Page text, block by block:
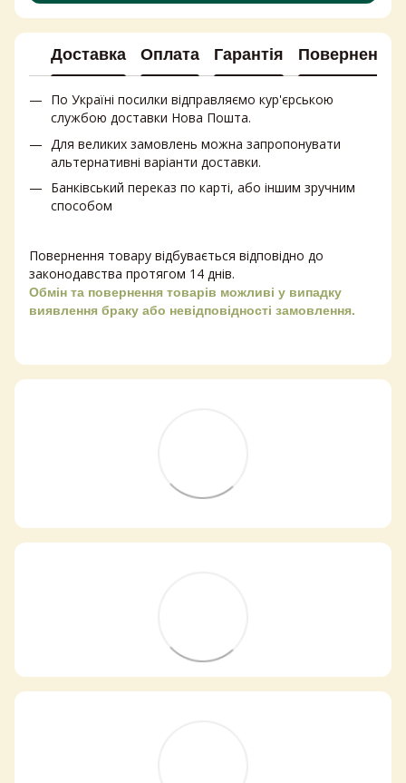
Доставка Оплата Гарантія Повернення
По Україні посилки відправляємо кур'єрською
службою доставки Нова Пошта.
Для великих замовлень можна запропонувати
альтернативні варіанти доставки.
Банківський переказ по карті, або іншим зручним
способом
Повернення товару відбувається відповідно до
законодавства протягом 14 днів.
Обмін та повернення товарів можливі у випадку
виявлення браку або невідповідності замовлення.